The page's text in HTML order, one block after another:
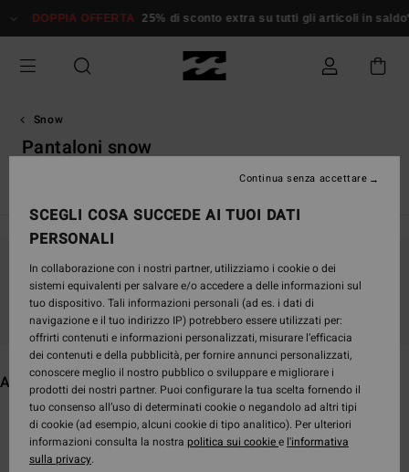
alla
griglie
prodotti
OFFERTA 25% di sconto extra su tutti gli articoli in saldo* Donna
Snow
Pantaloni snow
Continua a seguirci, i prodotti che cerchi
presto saranno di nuovo disponibili
Altri articoli che potrebbero piacerti
Salta
criteri
visualizza
SCEGLI COSA SUCCEDE AI TUOI DATI
PERSONALI
In collaborazione con i nostri partner, utilizziamo i cookie o dei
sistemi equivalenti per salvare e/o accedere a delle informazioni sul
tuo dispositivo. Tali informazioni personali (ad es. i dati di
navigazione e il tuo indirizzo IP) potrebbero essere utilizzati per:
offrirti contenuti e informazioni personalizzati, misurare l’efficacia
dei contenuti e della pubblicità, per fornire annunci personalizzati,
conoscere meglio il nostro pubblico o sviluppare e migliorare i
prodotti dei nostri partner. Puoi configurare la tua scelta fornendo il
tuo consenso all’uso di determinati cookie o negandolo ad altri tipi
di cookie (ad esempio, alcuni cookie di tipo analitico). Per ulteriori
informazioni consulta la nostra politica sui cookiee l'informativa
sulla privacy.
Continua senza accettare